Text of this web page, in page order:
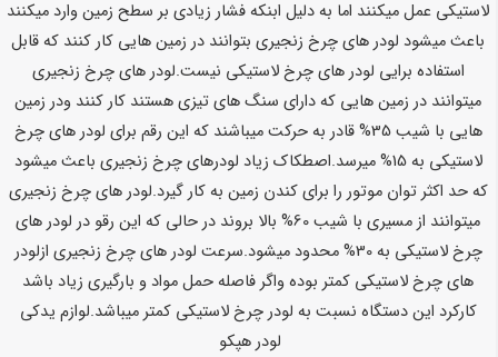
لاستیکی عمل میکنند اما به دلیل ابنکه فشار زیادی بر سطح زمین وارد میکنند
باعث میشود لودر های چرخ زنجیری بتوانند در زمین هایی کار کنند که قابل
استفاده برایی لودر های چرخ لاستیکی نیست.لودر های چرخ زنجیری
میتوانند در زمین هایی که دارای سنگ های تیزی هستند کار کنند ودر زمین
هایی با شیب 35% قادر به حرکت میباشند که این رقم برای لودر های چرخ
لاستیکی به 15% میرسد.اصطکاک زیاد لودرهای چرخ زنجیری باعث میشود
که حد اکثر توان موتور را برای کندن زمین به کار گیرد.لودر های چرخ زنجیری
میتوانند از مسیری با شیب 60% بالا بروند در حالی که این رقو در لودر های
چرخ لاستیکی به 30% محدود میشود.سرعت لودر های چرخ زنجیری ازلودر
های چرخ لاستیکی کمتر بوده واگر فاصله حمل مواد و بارگیری زیاد باشد
کارکرد این دستگاه نسبت به لودر چرخ لاستیکی کمتر میباشد.لوازم یدکی
لودر هپکو